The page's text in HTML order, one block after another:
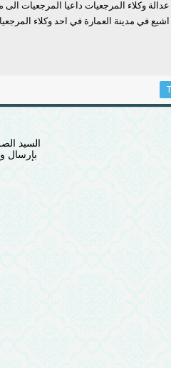
وكلاء المرجعيات داعيا المرجعيات الى
في مدينة العمارة في احد وكلاء
السيد
بإرسال